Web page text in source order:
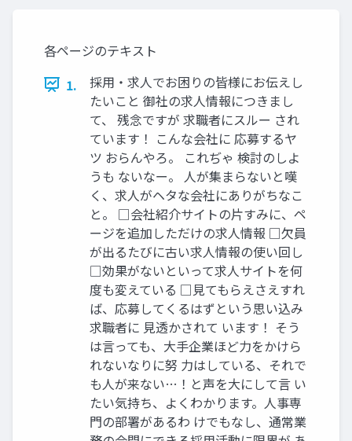
各ページのテキスト
1.
採用・求人でお困りの皆様にお伝えし
たいこと 御社の求人情報につきまし
て、 残念ですが 求職者にスルー され
ています！ こんな会社に 応募するヤ
ツ おらんやろ。 これぢゃ 検討のしよ
うも ないなー。 人が集まらないと嘆
く、求人がヘタな会社にありがちなこ
と。 □会社紹介サイトの片すみに、ペ
ージを追加しただけの求人情報 □欠員
が出るたびに古い求人情報の使い回し
□効果がないといって求人サイトを何
度も変えている □見てもらえさえすれ
ば、応募してくるはずという思い込み
求職者に 見透かされて います！ そう
は言っても、大手企業ほど力をかけら
れないなりに努 力はしている、それで
も人が来ない…！と声を大にして言 い
たい気持ち、よくわかります。人事専
門の部署があるわ けでもなし、通常業